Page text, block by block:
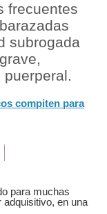
frecuentes
subrogada
compiten para